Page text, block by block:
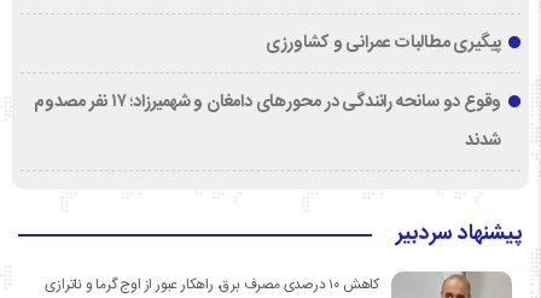
پیگیری مطالبات عمرانی و کشاورزی
وقوع دو سانحه رانندگی در محورهای دامغان و شهمیرزاد؛ ۱۷ نفر مصدوم
شدند
پیشنهاد سردبیر
کاهش ۱۰ درصدی مصرف برق، راهکار عبور از اوج گرما و ناترازی